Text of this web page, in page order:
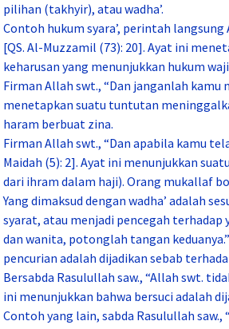
pilihan (takhyir), atau wadha’.
Contoh hukum syara’, perintah
[QS. Al-Muzzamil (73): 20]. Ayat ini
keharusan yang menunjukkan hukum
Firman Allah swt., “Dan janganlah kamu
menetapkan suatu tuntutan
haram berbuat zina.
Firman Allah swt., “Dan apabila kamu
Maidah (5): 2]. Ayat ini menunjukkan
dari ihram dalam haji). Orang mukallaf
Yang dimaksud dengan wadha’ adalah
syarat, atau menjadi pencegah
dan wanita, potonglah tangan
pencurian adalah dijadikan sebab
Bersabda Rasulullah saw., “Allah swt.
ini menunjukkan bahwa bersuci adalah
Contoh yang lain, sabda Rasulullah